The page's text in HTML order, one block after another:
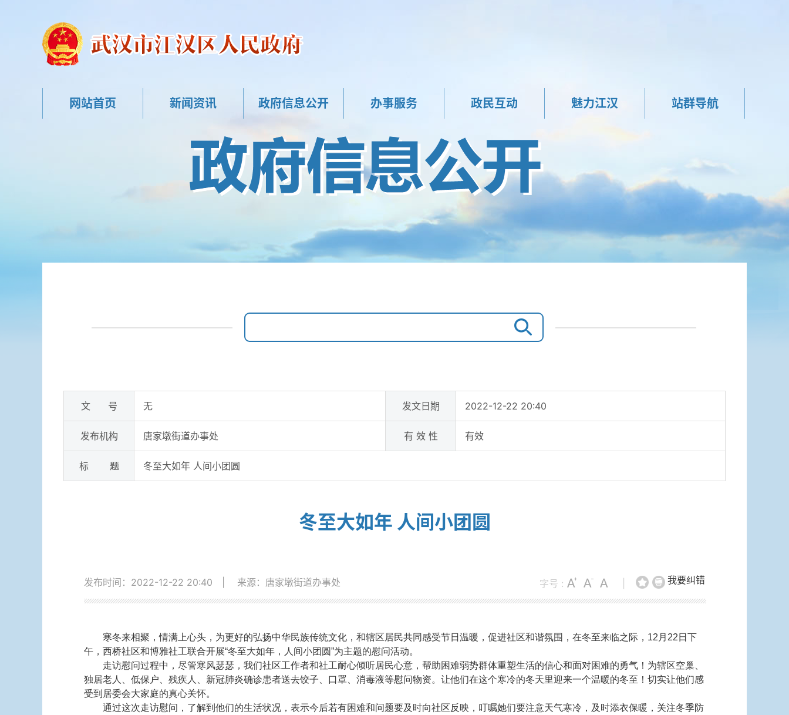
网站首页 新闻资讯 政府信息公开 办事服务 政民互动 魅力江汉 站群导航
文 号 无 发文日期 2022-12-22 20:40
发布机构 唐家墩街道办事处 有 效 性 有效
标 题 冬至大如年 人间小团圆
冬至大如年 人间小团圆
我要纠错
字号 :
发布时间：2022-12-22 20:40 来源：唐家墩街道办事处
寒冬来相聚，情满上心头，为更好的弘扬中华民族传统文化，和辖区居民共同感受节日温暖，促进社区和谐氛围，在冬至来临之际，12月22日下
午，西桥社区和博雅社工联合开展“冬至大如年，人间小团圆”为主题的慰问活动。
走访慰问过程中，尽管寒风瑟瑟，我们社区工作者和社工耐心倾听居民心意，帮助困难弱势群体重塑生活的信心和面对困难的勇气！为辖区空巢、
独居老人、低保户、残疾人、新冠肺炎确诊患者送去饺子、口罩、消毒液等慰问物资。让他们在这个寒冷的冬天里迎来一个温暖的冬至！切实让他们感
受到居委会大家庭的真心关怀。
通过这次走访慰问，了解到他们的生活状况，表示今后若有困难和问题要及时向社区反映，叮嘱她们要注意天气寒冷，及时添衣保暖，关注冬季防